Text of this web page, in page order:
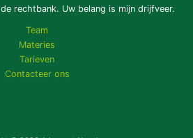
rechtbank. Uw belang is mijn drijfveer.
Team
Materies
Tarieven
Contacteer ons